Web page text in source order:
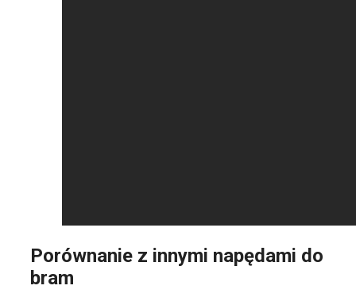
Porównanie z innymi napędami do
bram